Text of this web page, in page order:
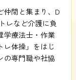
仲間と集まり、D
レなど介護に負
学療法士・作業
レ体操」をはじ
専門職や社協